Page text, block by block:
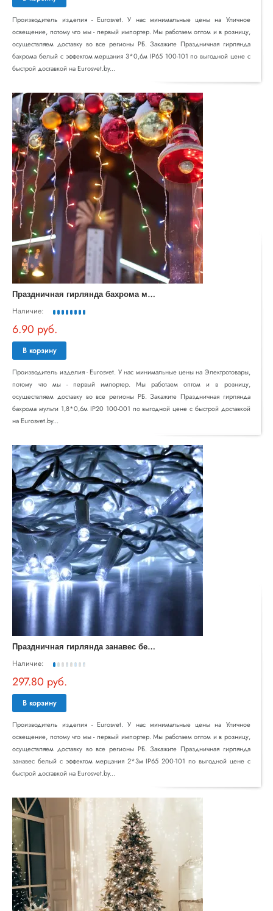
Производитель изделия - Eurosvet. У нас минимальные цены на Уличное
освещение, потому что мы - первый импортер. Мы работаем оптом и в розницу,
осуществляем доставку во все регионы РБ. Закажите Праздничная гирлянда
бахрома белый с эффектом мерцания 3*0,6м IP65 100-101 по выгодной цене с
быстрой доставкой на Eurosvet.by...
П
раздничная гирлянда бахрома мульти 1,8*0,6м IP20 100-001
Наличие:
6.90 руб.
В корзину
Производитель изделия - Eurosvet. У нас минимальные цены на Электротовары,
потому что мы - первый импортер. Мы работаем оптом и в розницу,
осуществляем доставку во все регионы РБ. Закажите Праздничная гирлянда
бахрома мульти 1,8*0,6м IP20 100-001 по выгодной цене с быстрой доставкой
на Eurosvet.by...
П
раздничная гирлянда занавес белый с эффектом мерцания 2*3м IP65 200-101
Наличие:
297.80 руб.
В корзину
Производитель изделия - Eurosvet. У нас минимальные цены на Уличное
освещение, потому что мы - первый импортер. Мы работаем оптом и в розницу,
осуществляем доставку во все регионы РБ. Закажите Праздничная гирлянда
занавес белый с эффектом мерцания 2*3м IP65 200-101 по выгодной цене с
быстрой доставкой на Eurosvet.by...